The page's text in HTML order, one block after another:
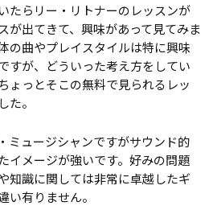
たらリー・リトナーのレッスンが
が出てきて、興味があって見てみま
の曲やプレイスタイルは特に興味
すが、どういった考え方をしてい
ょっとそこの無料で見られるレッ
た。
ミュージシャンですがサウンド的
イメージが強いです。好みの問題
知識に関しては非常に卓越したギ
い有りません。